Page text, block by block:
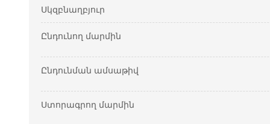
Սկզբնաղբյուր
Ընդունող մարմին
Ընդունման ամսաթիվ
Ստորագրող մարմին